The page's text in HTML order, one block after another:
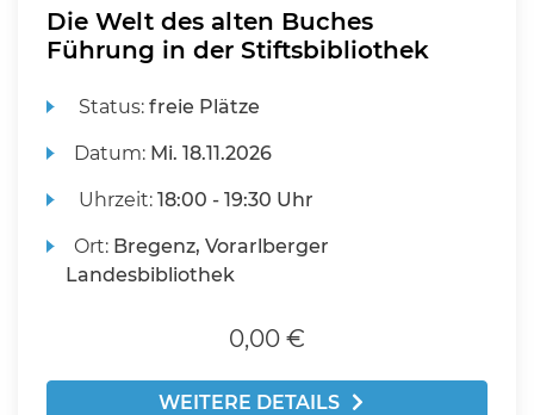
Die Welt des alten Buches
Führung in der Stiftsbibliothek
Status:freie Plätze
Datum: Mi. 18.11.2026
Uhrzeit:18:00 - 19:30 Uhr
Ort: Bregenz, Vorarlberger
Landesbibliothek
0,00 €
WEITERE DETAILS